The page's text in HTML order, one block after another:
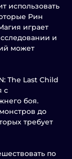
использовать
Рин
играет
и
может
The Last Child
с
боя.
до
требует
по